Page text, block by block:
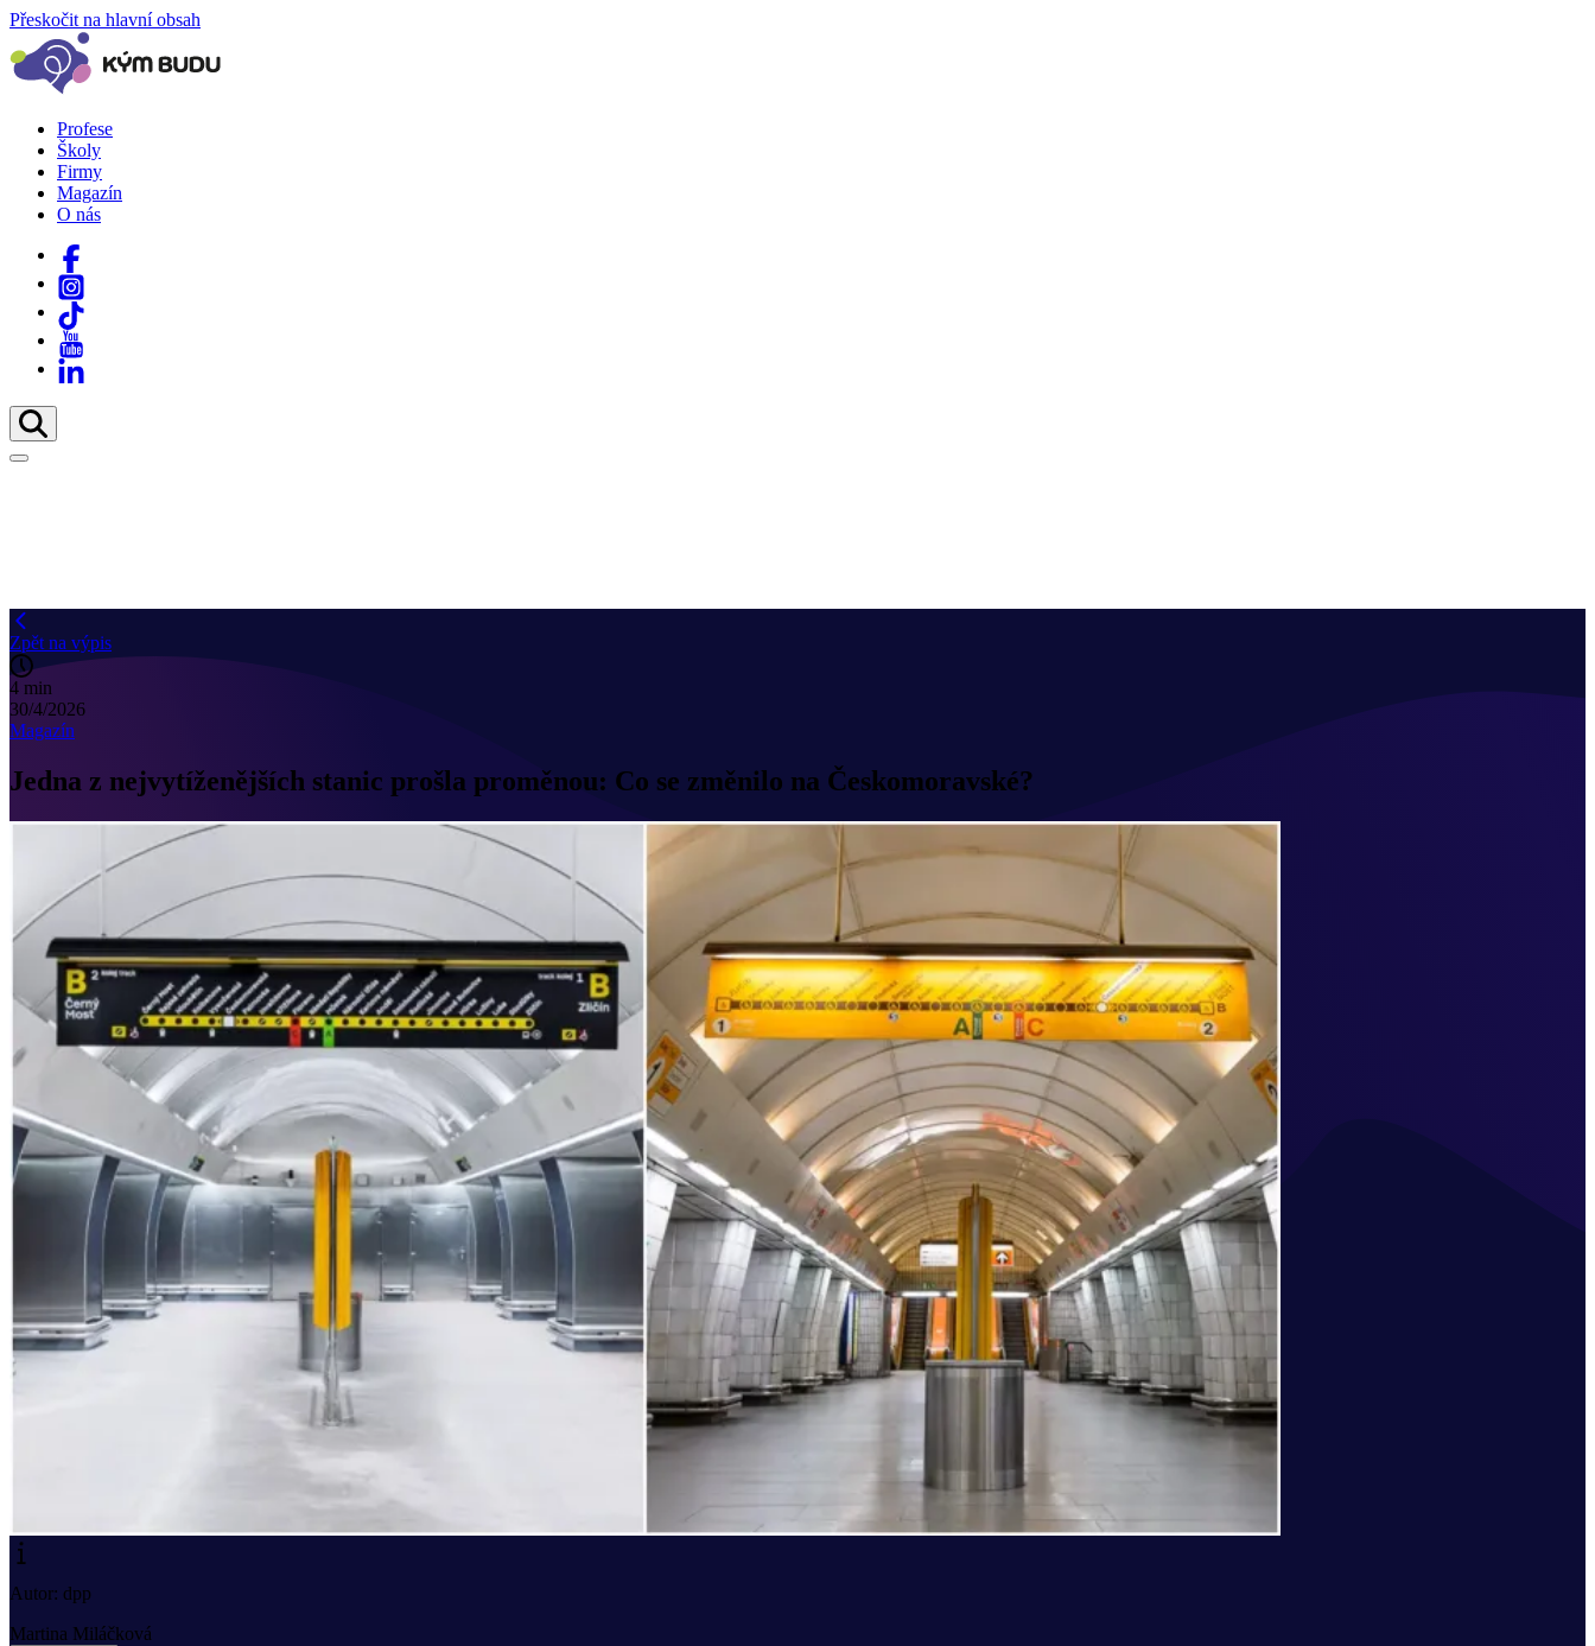
Přeskočit na hlavní obsah
Profese
Školy
Firmy
Magazín
O nás
Zpět na výpis
4 min
30/4/2026
Magazín
Jedna z nejvytíženějších stanic prošla proměnou: Co se změnilo na Českomoravské?
Autor: dpp
Martina Miláčková